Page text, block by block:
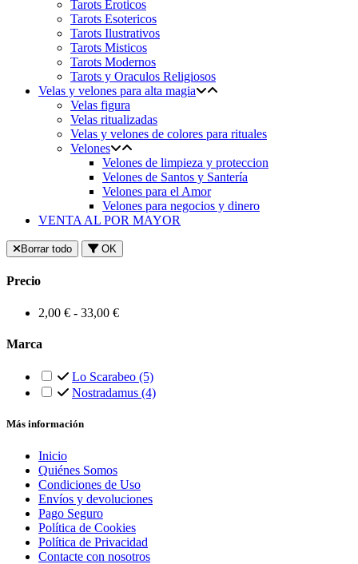
Tarots Eroticos
Tarots Esotericos
Tarots Ilustrativos
Tarots Misticos
Tarots Modernos
Tarots y Oraculos Religiosos
Velas y velones para alta magia
Velas figura
Velas ritualizadas
Velas y velones de colores para rituales
Velones
Velones de limpieza y proteccion
Velones de Santos y Santería
Velones para el Amor
Velones para negocios y dinero
VENTA AL POR MAYOR
Borrar todo OK
Precio
2,00 € - 33,00 €
Marca
Lo Scarabeo (5)
Nostradamus (4)
Más información
Inicio
Quiénes Somos
Condiciones de Uso
Envíos y devoluciones
Pago Seguro
Política de Cookies
Política de Privacidad
Contacte con nosotros